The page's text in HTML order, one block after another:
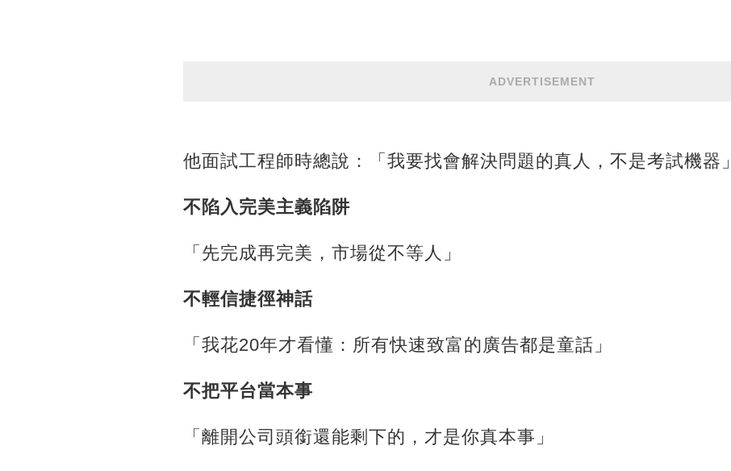
ADVERTISEMENT
他面試工程師時總說：「我要找會解決問題的真人，不是考試機器」
不陷入完美主義陷阱
「先完成再完美，市場從不等人」
不輕信捷徑神話
「我花20年才看懂：所有快速致富的廣告都是童話」
不把平台當本事
「離開公司頭銜還能剩下的，才是你真本事」